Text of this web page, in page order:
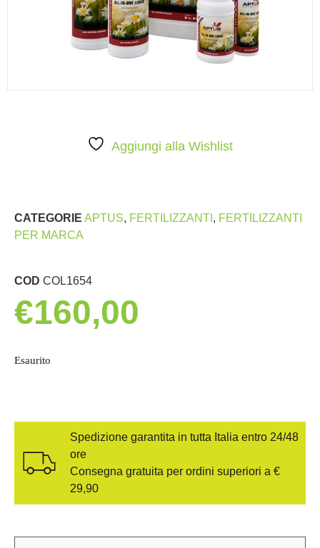
Aggiungi alla Wishlist
CATEGORIE APTUS, FERTILIZZANTI , FERTILIZZANTI
PER MARCA
COD COL1654
€160,00
Esaurito
Spedizione garantita in tutta Italia entro 24/48
ore
Consegna gratuita per ordini superiori a €
29,90